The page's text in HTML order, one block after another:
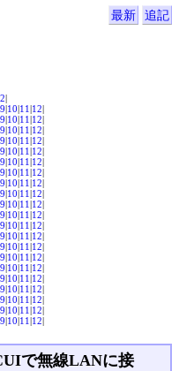
最新 追記
|
|10|11|12|
|10|11|12|
|10|11|12|
|10|11|12|
|10|11|12|
|10|11|12|
|10|11|12|
|10|11|12|
|10|11|12|
|10|11|12|
|10|11|12|
|10|11|12|
|10|11|12|
|10|11|12|
|10|11|12|
|10|11|12|
|10|11|12|
|10|11|12|
|10|11|12|
|10|11|12|
|10|11|12|
で無線LANに接